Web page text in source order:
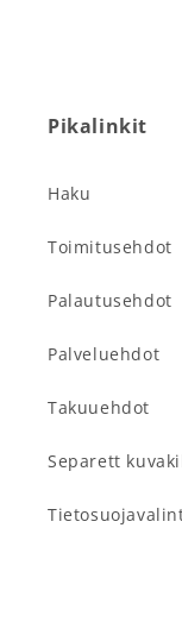
Pikalinkit
Haku
Toimitusehdot
Palautusehdot
Palveluehdot
Takuuehdot
Separett